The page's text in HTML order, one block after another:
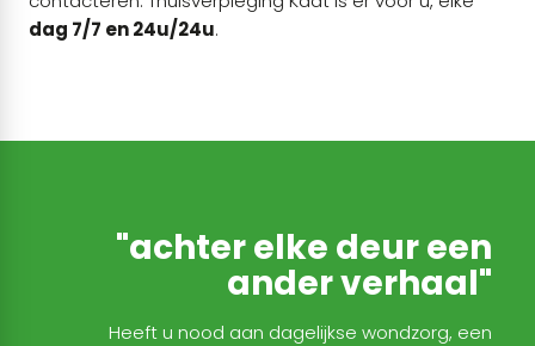
dag 7/7 en 24u/24u.
"achter elke deur een
ander verhaal"
Heeft u nood aan dagelijkse wondzorg, een